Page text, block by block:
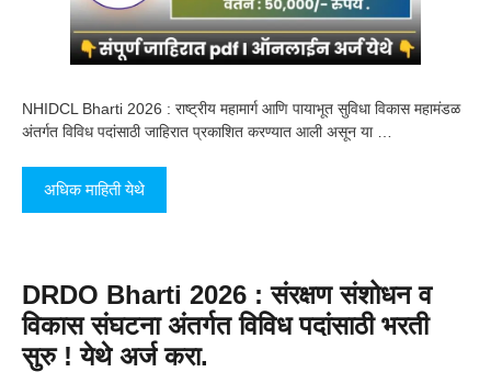
NHIDCL Bharti 2026 : राष्ट्रीय महामार्ग आणि पायाभूत सुविधा विकास महामंडळ
अंतर्गत विविध पदांसाठी जाहिरात प्रकाशित करण्यात आली असून या …
अधिक माहिती येथे
DRDO Bharti 2026 : संरक्षण संशोधन व
विकास संघटना अंतर्गत विविध पदांसाठी भरती
सुरु ! येथे अर्ज करा.